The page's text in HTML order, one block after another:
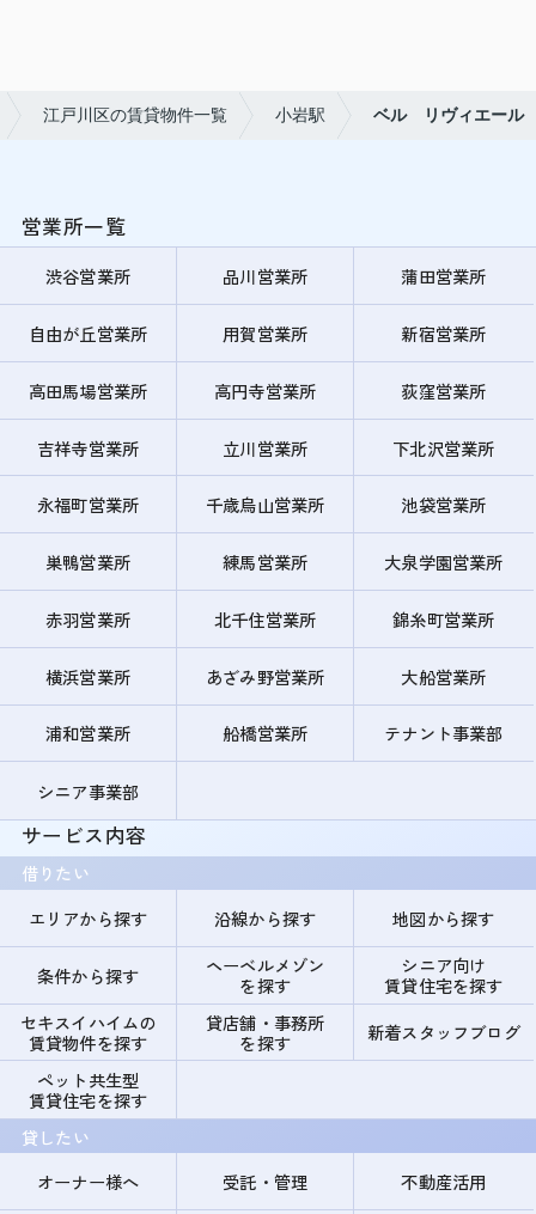
江戸川区の賃貸物件一覧 小岩駅 ベル リヴィエール
営業所一覧
渋谷営業所 品川営業所 蒲田営業所
自由が丘営業所 用賀営業所 新宿営業所
高田馬場営業所 高円寺営業所 荻窪営業所
吉祥寺営業所 立川営業所 下北沢営業所
永福町営業所 千歳烏山営業所 池袋営業所
巣鴨営業所 練馬営業所 大泉学園営業所
赤羽営業所 北千住営業所 錦糸町営業所
横浜営業所 あざみ野営業所 大船営業所
浦和営業所 船橋営業所 テナント事業部
シニア事業部
サービス内容
借りたい
エリアから探す
沿線から探す 地図から探す
条件から探す
ヘーベルメゾン
を探す
シニア向け
賃貸住宅を探す
セキスイハイムの
賃貸物件を探す
貸店舗・事務所
を探す
新着スタッフブログ
ペット共生型
賃貸住宅を探す
貸したい
オーナー様へ
受託・管理 不動産活用